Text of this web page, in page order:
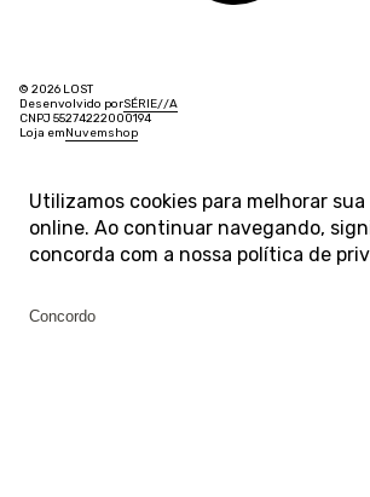
© 2026 LOST
Desenvolvido porSÉRIE//A
CNPJ 55274222000194
Loja em Nuvemshop
Utilizamos cookies para melhorar
online. Ao continuar navegando,
concorda com a nossa política de
Concordo